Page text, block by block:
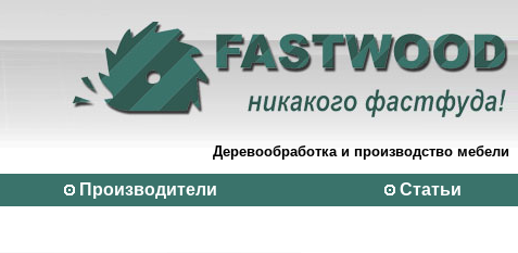
Деревообработка и производство мебели
Производители Статьи